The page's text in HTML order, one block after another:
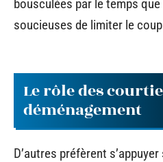
bousculées par le temps
soucieuses de limiter le
Le rôle des
déménagement
D’autres préfèrent